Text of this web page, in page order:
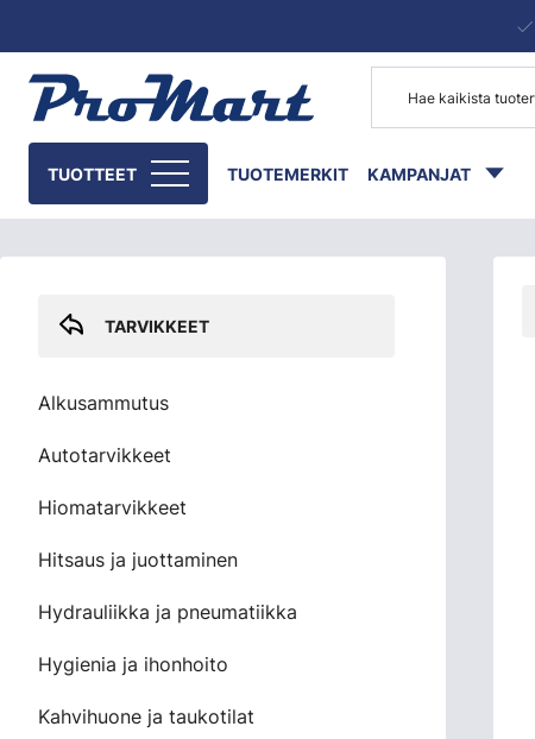
TUOTTEET TUOTEMERKIT KAMPANJAT
TARVIKKEET
Alkusammutus
Autotarvikkeet
Hiomatarvikkeet
Hitsaus ja juottaminen
Hydrauliikka ja pneumatiikka
Hygienia ja ihonhoito
Kahvihuone ja taukotilat